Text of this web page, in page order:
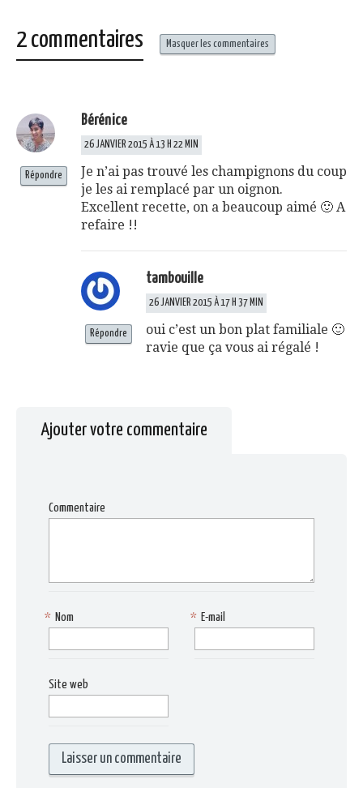
2 commentaires Masquer les commentaires
Bérénice
26 JANVIER 2015 À 13 H 22 MIN
Je n’ai pas trouvé les champignons du coup
je les ai remplacé par un oignon.
Excellent recette, on a beaucoup aimé 🙂 A
refaire !!
Répondre
tambouille
26 JANVIER 2015 À 17 H 37 MIN
oui c’est un bon plat familiale 🙂
ravie que ça vous ai régalé !
Répondre
Ajouter votre commentaire
Commentaire
Nom
* E-mail
*
Site web